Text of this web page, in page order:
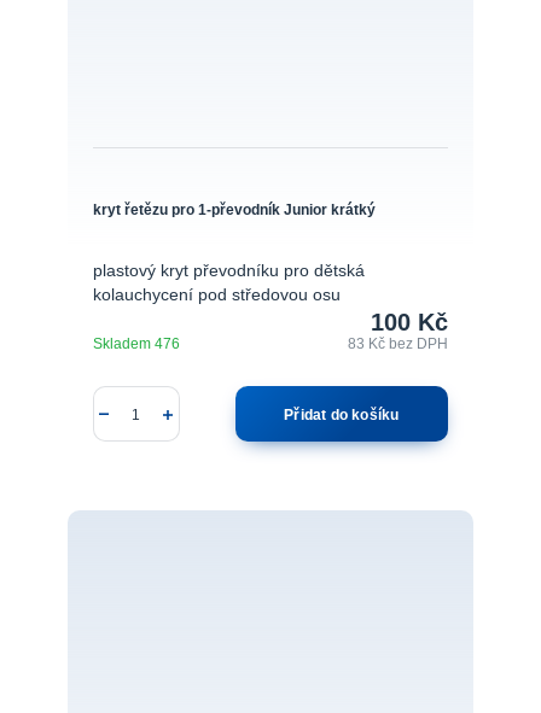
kryt řetězu pro 1-převodník Junior krátký
plastový kryt převodníku pro dětská
kolauchycení pod středovou osu
100 Kč
83 Kč bez DPH
Skladem 476
Přidat do košíku